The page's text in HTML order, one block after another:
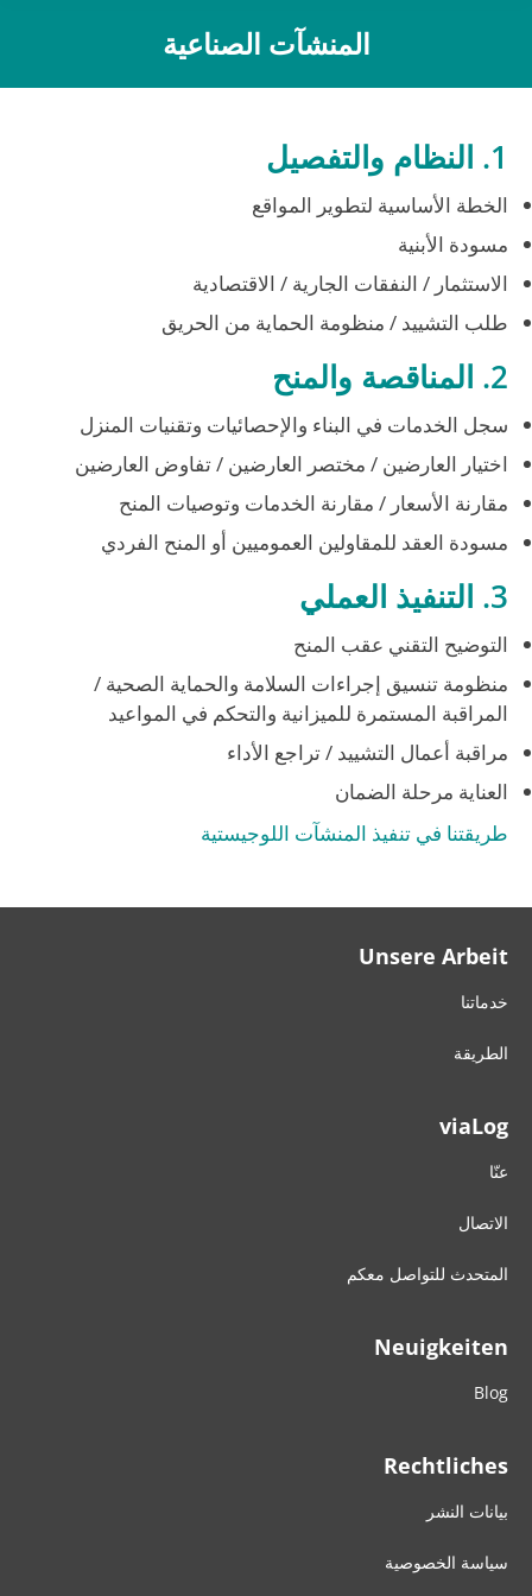
المنشآت الصناعية
1. النظام والتفصيل
الخطة الأساسية لتطوير المواقع
مسودة الأبنية
الاستثمار / النفقات الجارية / الاقتصادية
طلب التشييد / منظومة الحماية من الحريق
2. المناقصة والمنح
سجل الخدمات في البناء والإحصائيات وتقنيات المنزل
اختيار العارضين / مختصر العارضين / تفاوض العارضين
مقارنة الأسعار / مقارنة الخدمات وتوصيات المنح
مسودة العقد للمقاولين العموميين أو المنح الفردي
3. التنفيذ العملي
التوضيح التقني عقب المنح
منظومة تنسيق إجراءات السلامة والحماية الصحية /
المراقبة المستمرة للميزانية والتحكم في المواعيد
مراقبة أعمال التشييد / تراجع الأداء
العناية مرحلة الضمان
طريقتنا في تنفيذ المنشآت اللوجيستية
Unsere Arbeit
خدماتنا
الطريقة
viaLog
عنّا
الاتصال
المتحدث للتواصل معكم
Neuigkeiten
Blog
Rechtliches
بيانات النشر
سياسة الخصوصية